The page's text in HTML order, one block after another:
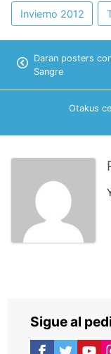
Invierno 2012
Daran posters
Sangre
Otakus
Sigue al